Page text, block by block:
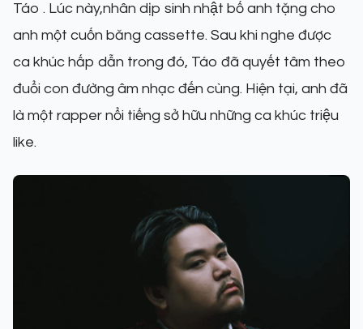
Táo . Lúc này,nhân dịp sinh nhật bố anh tặng cho
anh một cuốn băng cassette. Sau khi nghe được
ca khúc hấp dẫn trong đó, Táo đã quyết tâm theo
đuổi con đường âm nhạc đến cùng. Hiện tại, anh đã
là một rapper nổi tiếng sở hữu những ca khúc triệu
like.